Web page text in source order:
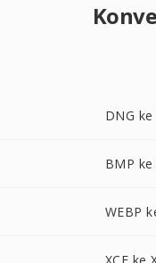
DNG ke
BMP ke
WEBP